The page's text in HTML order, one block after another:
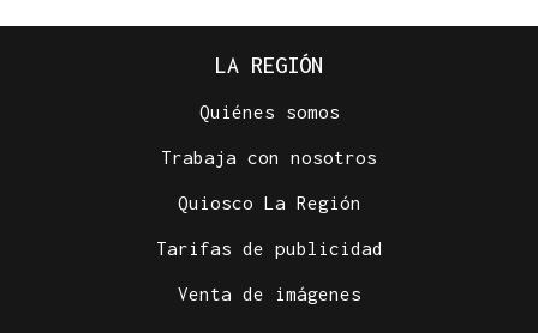
LA REGIÓN
Quiénes somos
Trabaja con nosotros
Quiosco La Región
Tarifas de publicidad
Venta de imágenes